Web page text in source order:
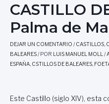
CASTILLO
Palma de
DEJAR UN COMENTARIO /CASTILLOS,
BALEARES/ POR LUIS MANUEL MOLL/
ESPAÑA, CSTILLOS DE BALEARES,
Este Castillo (siglo XIV), esta